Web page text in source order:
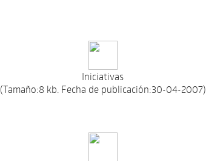
Iniciativas
(Tamaño:8 kb. Fecha de publicación:30-04-2007)